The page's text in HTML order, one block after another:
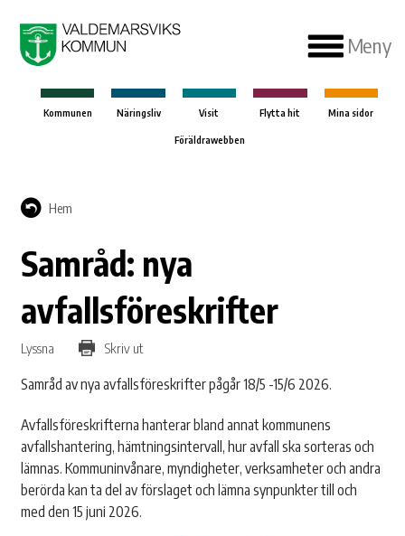
Meny
Kommunen Näringsliv Visit Flytta hit Mina sidor
Föräldrawebben
Hem
Samråd: nya
avfallsföreskrifter
Lyssna Skriv ut
Samråd av nya avfallsföreskrifter pågår 18/5 -15/6 2026.
Avfallsföreskrifterna hanterar bland annat kommunens
avfallshantering, hämtningsintervall, hur avfall ska sorteras och
lämnas. Kommuninvånare, myndigheter, verksamheter och andra
berörda kan ta del av förslaget och lämna synpunkter till och
med den 15 juni 2026.